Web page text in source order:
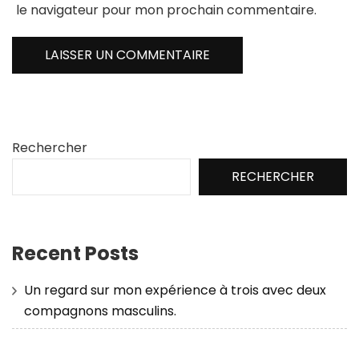
le navigateur pour mon prochain commentaire.
Rechercher
RECHERCHER
Recent Posts
Un regard sur mon expérience à trois avec deux
compagnons masculins.